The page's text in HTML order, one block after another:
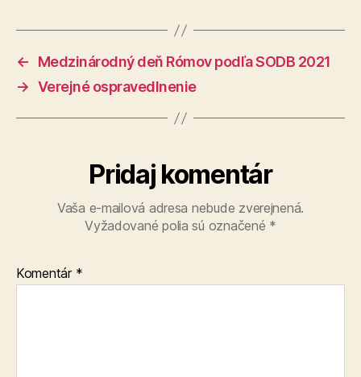
←
Medzinárodný deň Rómov podľa SODB 2021
→ Verejné ospravedlnenie
Pridaj komentár
Vaša e-mailová adresa nebude zverejnená.
Vyžadované polia sú označené *
Komentár *